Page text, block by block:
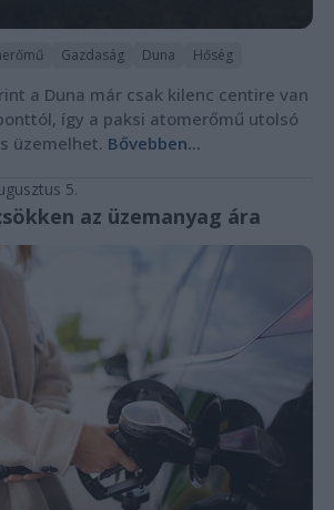
Gazdaság Duna Hőség
a Duna már csak kilenc centire van
így a paksi atomerőmű utolsó
üzemelhet. Bővebben...
5.
az üzemanyag ára